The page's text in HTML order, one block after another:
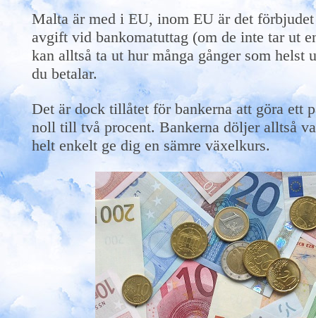
Malta är med i EU, inom EU är det
avgift vid bankomatuttag (om de inte tar ut
kan alltså ta ut hur många gånger som helst
du betalar.
Det är dock tillåtet för bankerna att göra ett
noll till två procent. Bankerna döljer alltså
helt enkelt ge dig en sämre växelkurs.